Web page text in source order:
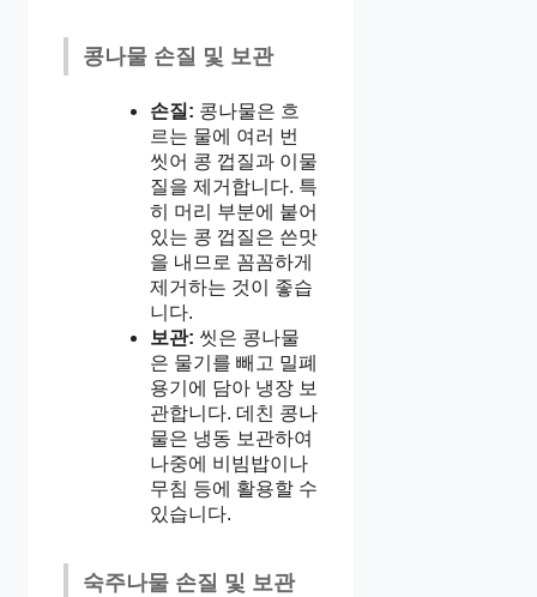
콩나물 손질 및 보관
손질: 콩나물은 흐
르는 물에 여러 번
씻어 콩 껍질과 이물
질을 제거합니다. 특
히 머리 부분에 붙어
있는 콩 껍질은 쓴맛
을 내므로 꼼꼼하게
제거하는 것이 좋습
니다.
보관: 씻은 콩나물
은 물기를 빼고 밀폐
용기에 담아 냉장 보
관합니다. 데친 콩나
물은 냉동 보관하여
나중에 비빔밥이나
무침 등에 활용할 수
있습니다.
숙주나물 손질 및 보관